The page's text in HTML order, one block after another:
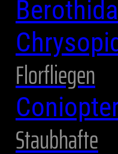
Florfliegen
Staubhafte